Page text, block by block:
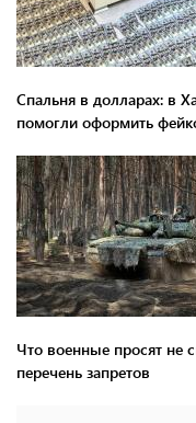
Спальня в долларах: в
помогли оформить
Что военные просят не
перечень запретов